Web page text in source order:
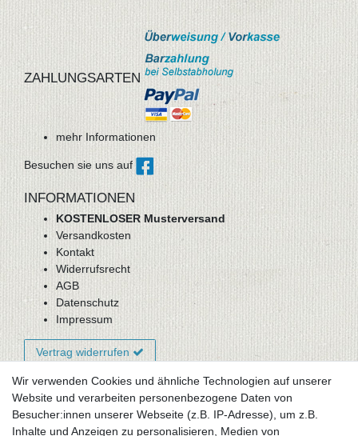
ZAHLUNGSARTEN
mehr Informationen
Besuchen sie uns auf
INFORMATIONEN
KOSTENLOSER Musterversand
Versandkosten
Kontakt
Widerrufsrecht
AGB
Datenschutz
Impressum
Vertrag widerrufen
Newsletter-Anmeldung
FAQ / Fragen
Wir verwenden Cookies und ähnliche Technologien auf unserer
Website und verarbeiten personenbezogene Daten von
Besucher:innen unserer Webseite (z.B. IP-Adresse), um z.B.
Inhalte und Anzeigen zu personalisieren, Medien von